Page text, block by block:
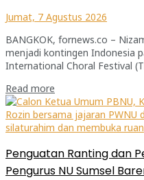
Jumat, 7 Agustus 2026
BANGKOK, fornews.co –
menjadi kontingen Indonesia
International Choral Festival
Read more
Penguatan Ranting dan
Pengurus NU Sumsel